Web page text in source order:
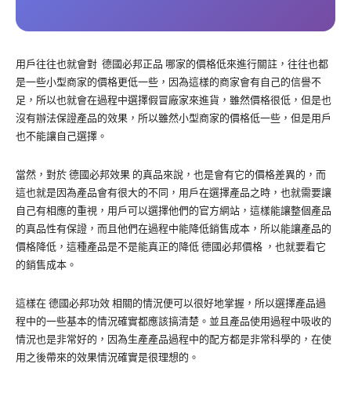
用戶往往也就會對 德國必邦正品 哪家的價格低來進行關註，往往也都
是一些小型商家的價格更低一些，因為這樣的商家會有自己的信譽不
足，所以也就會在過程中選擇假冒廠家來進貨，雖然價格很低，但是也
沒有辦法保證產品的效果，所以雖然小型商家的價格低一些，但是用戶
也不能讓自己選擇。
當然，對於 德國必邦效果 的真品來說，也是會有它的價格差異的，而
這也就是因為產品會有很大的不同，用戶在選擇產品之時，也就需要讓
自己有相應的重視，用戶可以選擇他們的官方網站，這樣能讓整個產品
的真品性有保證，而且他們在過程中能降低銷售成本，所以能讓產品的
價格降低，這種產品是不是能真正的降低 德國必邦價格 ，也就要看它
的銷售成本。
這樣在 德國必邦功效 相關的情況便可以很好地掌握，所以選擇產品過
程中的一些基本的情況確實都應該搞清楚。並且產品使用過程中吸收的
情況也是非常好的，因為生產產品過程中的配方都是非常科學的，在使
用之後帶來的效果情況確實是很理想的。